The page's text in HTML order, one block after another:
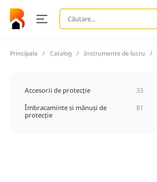
Căutare
Principala Catalog Instrumente de lucru
Accesorii de protecție
33
Îmbracaminte si mănuși de
protecție
81